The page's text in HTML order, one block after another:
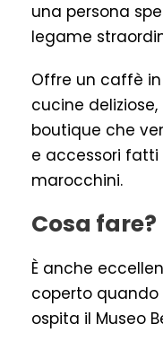
una persona
legame
Offre un caffè
cucine
boutique che
e accessori
marocchini.
Cosa fare?
È anche
coperto quando
ospita il Museo